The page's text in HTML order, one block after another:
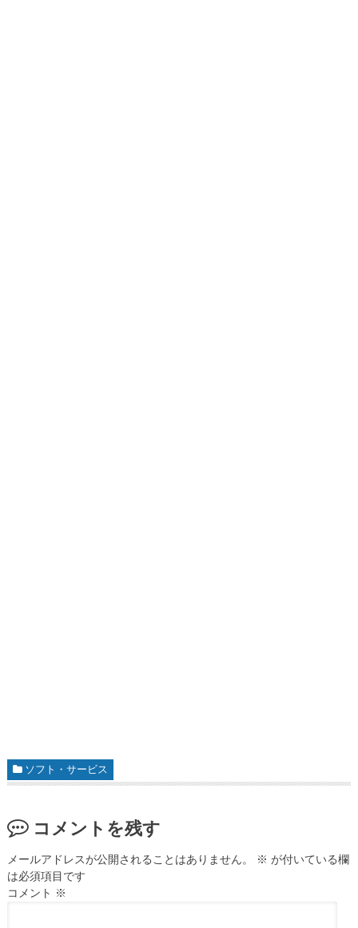
ソフト・サービス
コメントを残す
メールアドレスが公開されることはありません。 ※ が付いている欄
は必須項目です
コメント ※